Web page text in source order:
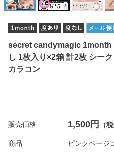
secret candymagic 1month
し 1枚入り×2箱 計2枚 シー
カラコン
販売価格 1,500円 （
商品